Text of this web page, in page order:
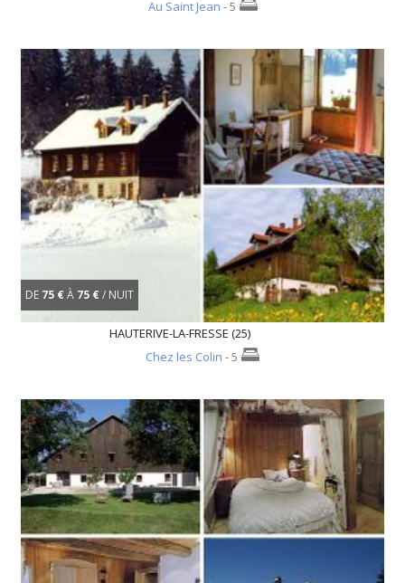
Au Saint Jean - 5
DE 75 €À 75 €/ NUIT
HAUTERIVE-LA-FRESSE (25)
Chez les Colin - 5